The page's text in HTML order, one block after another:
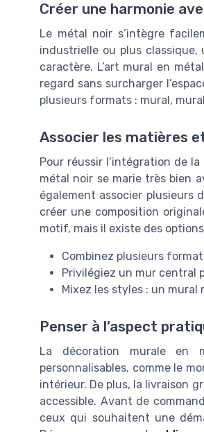
Créer une harmonie
Le métal noir s’intègre
industrielle ou plus
caractère. L’art mural en
regard sans surcharger
plusieurs formats : mural,
Associer les matières
Pour réussir l’intégration de
métal noir se marie très bien
également associer plusieurs
créer une composition
motif, mais il existe des
Combinez plusieurs
Privilégiez un mur central
Mixez les styles : un
Penser à l’aspect
La décoration murale en
personnalisables, comme le
intérieur. De plus, la livraison
accessible. Avant de
ceux qui souhaitent une